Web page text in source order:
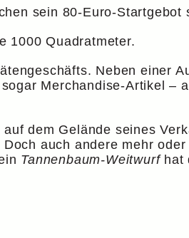
sein 80-Euro-
1000 Quadratmeter.
Neben einer
Merchandise-Artikel –
dem Gelände seines
auch andere mehr
Tannenbaum-Weitwurfhat